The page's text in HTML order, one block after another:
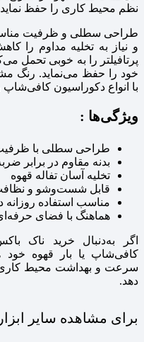
نظم محیط کاری را حفظ
طراحی سطلی و ظرفیت
و نیاز به تخلیه مداوم را
پرتافیلتر را به‌ خوبی تحمل
خود را حفظ می‌نماید. رنگ
با انواع دکوراسیون
ویژگی‌ها :
طراحی سطلی با
بدنه مقاوم در برابر
تخلیه آسان تفاله قهوه
قابل شست‌وشو و
مناسب استفاده
هماهنگ با فضای
اگر به‌دنبال خرید ناک
کافی‌شاپ یا بار قهوه خود
سرعت و بهداشت محیط کاری
دهد.
برای مشاهده سایر